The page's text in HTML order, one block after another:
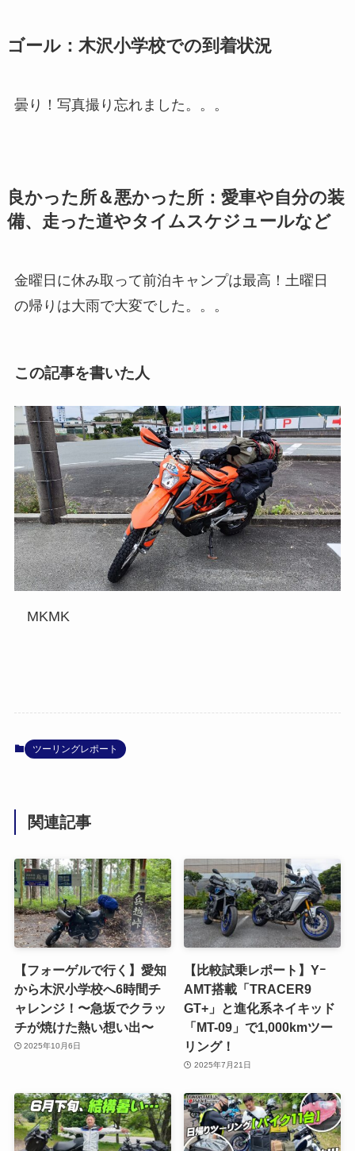
ゴール：木沢小学校での到着状況
曇り！写真撮り忘れました。。。
良かった所＆悪かった所：愛車や自分の装
備、走った道やタイムスケジュールなど
金曜日に休み取って前泊キャンプは最高！土曜日
の帰りは大雨で大変でした。。。
この記事を書いた人
MKMK
ツーリングレポート
関連記事
【フォーゲルで行く】愛知
から木沢小学校へ6時間チ
ャレンジ！〜急坂でクラッ
チが焼けた熱い想い出〜
2025年10月6日
【比較試乗レポート】Yｰ
AMT搭載「TRACER9
GT+」と進化系ネイキッド
「MT-09」で1,000kmツー
リング！
2025年7月21日